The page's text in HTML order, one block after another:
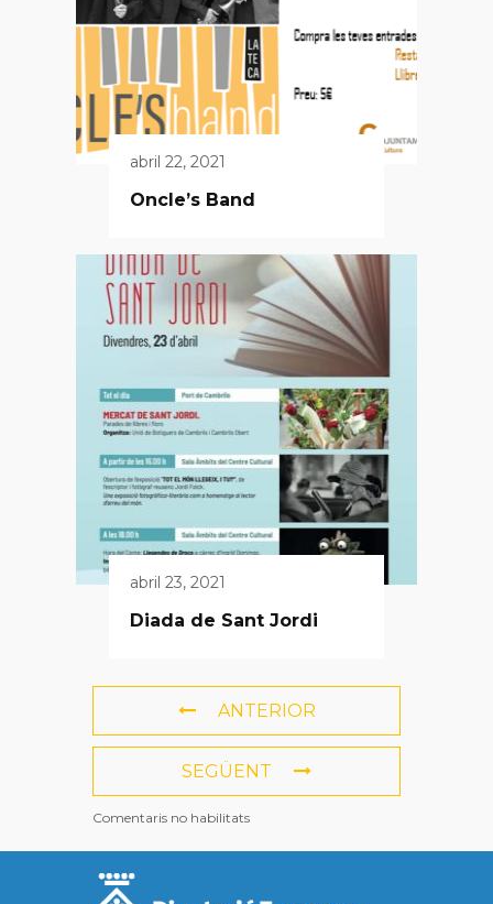
abril 22, 2021
Oncle’s Band
abril 23, 2021
Diada de Sant Jordi
ANTERIOR
SEGÜENT
Comentaris no habilitats